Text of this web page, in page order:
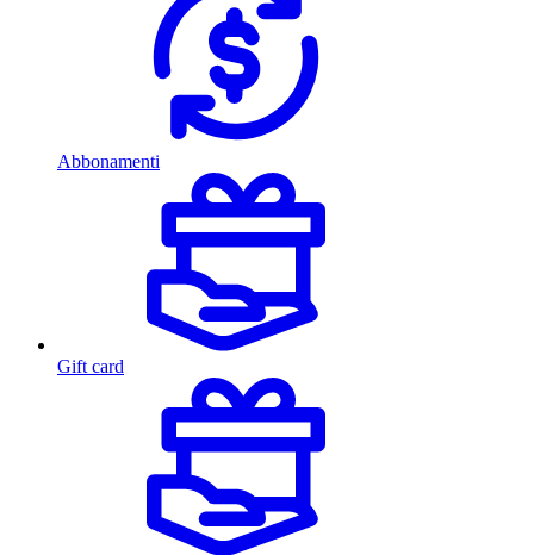
Abbonamenti
Gift card